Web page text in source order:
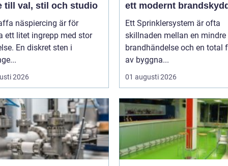
till val, stil och studio
näspiercing är för
ett litet ingrepp med stor
En diskret sten i
2026
ett modernt
Ett Sprinklersystem är ofta
skillnaden mellan en mindre
brandhändelse och en total
av byggna...
01 augusti 2026